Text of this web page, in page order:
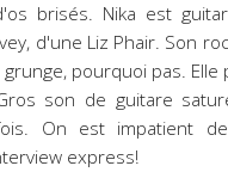
brisés. Nika est
d'une Liz Phair. Son
grunge, pourquoi pas.
son de guitare
On est impatient
express!